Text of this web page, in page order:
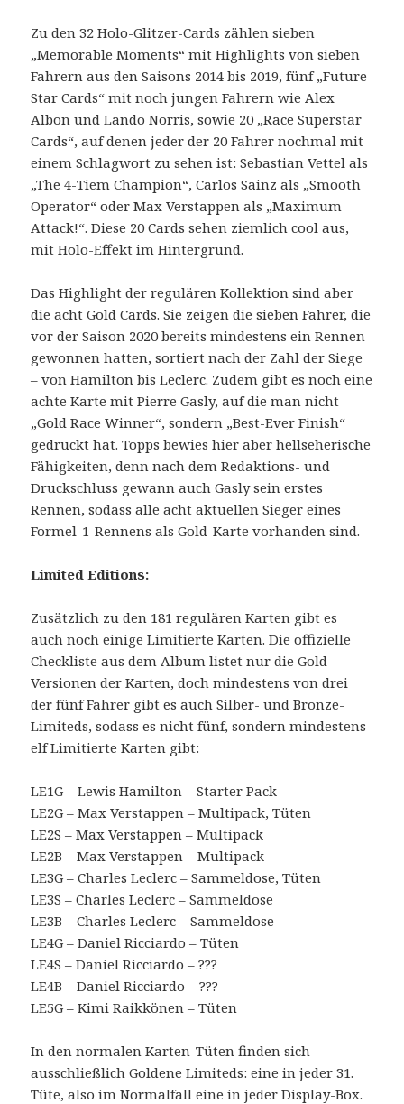
Zu den 32 Holo-Glitzer-Cards zählen sieben
„Memorable Moments“ mit Highlights von sieben
Fahrern aus den Saisons 2014 bis 2019, fünf „Future
Star Cards“ mit noch jungen Fahrern wie Alex
Albon und Lando Norris, sowie 20 „Race Superstar
Cards“, auf denen jeder der 20 Fahrer nochmal mit
einem Schlagwort zu sehen ist: Sebastian Vettel als
„The 4-Tiem Champion“, Carlos Sainz als „Smooth
Operator“ oder Max Verstappen als „Maximum
Attack!“. Diese 20 Cards sehen ziemlich cool aus,
mit Holo-Effekt im Hintergrund.
Das Highlight der regulären Kollektion sind aber
die acht Gold Cards. Sie zeigen die sieben Fahrer, die
vor der Saison 2020 bereits mindestens ein Rennen
gewonnen hatten, sortiert nach der Zahl der Siege
– von Hamilton bis Leclerc. Zudem gibt es noch eine
achte Karte mit Pierre Gasly, auf die man nicht
„Gold Race Winner“, sondern „Best-Ever Finish“
gedruckt hat. Topps bewies hier aber hellseherische
Fähigkeiten, denn nach dem Redaktions- und
Druckschluss gewann auch Gasly sein erstes
Rennen, sodass alle acht aktuellen Sieger eines
Formel-1-Rennens als Gold-Karte vorhanden sind.
Limited Editions:
Zusätzlich zu den 181 regulären Karten gibt es
auch noch einige Limitierte Karten. Die offizielle
Checkliste aus dem Album listet nur die Gold-
Versionen der Karten, doch mindestens von drei
der fünf Fahrer gibt es auch Silber- und Bronze-
Limiteds, sodass es nicht fünf, sondern mindestens
elf Limitierte Karten gibt:
LE1G – Lewis Hamilton – Starter Pack
LE2G – Max Verstappen – Multipack, Tüten
LE2S – Max Verstappen – Multipack
LE2B – Max Verstappen – Multipack
LE3G – Charles Leclerc – Sammeldose, Tüten
LE3S – Charles Leclerc – Sammeldose
LE3B – Charles Leclerc – Sammeldose
LE4G – Daniel Ricciardo – Tüten
LE4S – Daniel Ricciardo – ???
LE4B – Daniel Ricciardo – ???
LE5G – Kimi Raikkönen – Tüten
In den normalen Karten-Tüten finden sich
ausschließlich Goldene Limiteds: eine in jeder 31.
Tüte, also im Normalfall eine in jeder Display-Box.